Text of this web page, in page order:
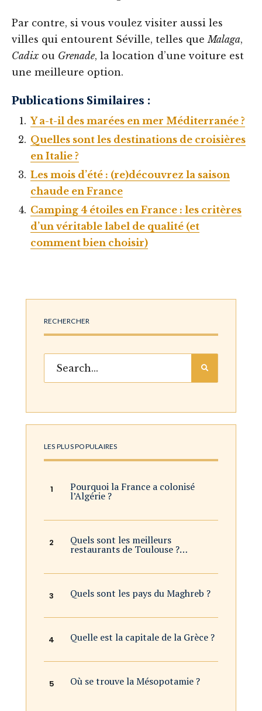
Par contre, si vous voulez visiter aussi les
villes qui entourent Séville, telles que Malaga,
Cadix ou Grenade, la location d’une voiture est
une meilleure option.
Publications Similaires :
Y a-t-il des marées en mer Méditerranée ?
Quelles sont les destinations de croisières
en Italie ?
Les mois d’été : (re)découvrez la saison
chaude en France
Camping 4 étoiles en France : les critères
d’un véritable label de qualité (et
comment bien choisir)
RECHERCHER
LES PLUS POPULAIRES
Pourquoi la France a colonisé
l’Algérie ?
Quels sont les meilleurs
restaurants de Toulouse ?…
Quels sont les pays du Maghreb ?
Quelle est la capitale de la Grèce ?
Où se trouve la Mésopotamie ?